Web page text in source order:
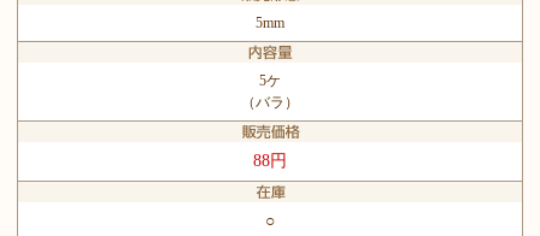
5mm
5ケ
（バラ）
88円
○